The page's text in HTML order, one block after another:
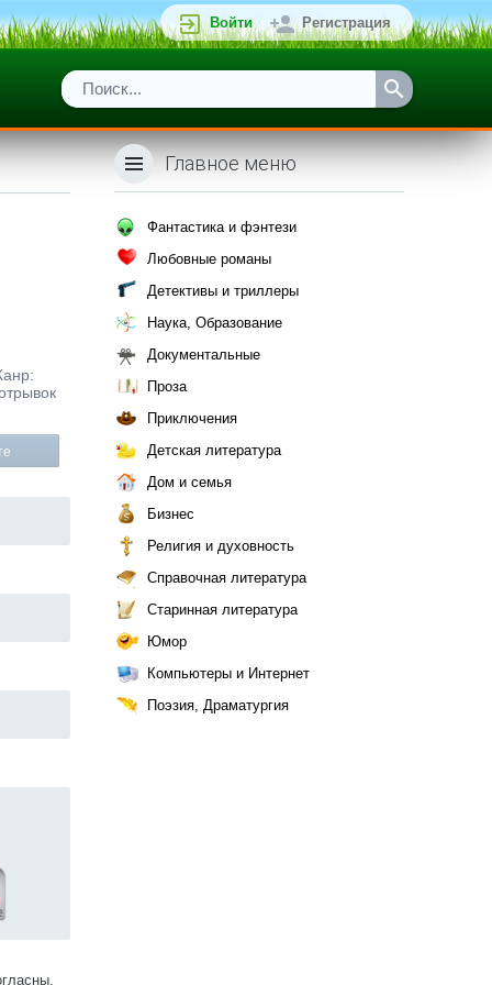
Войти Регистрация
Главное меню
Фантастика и фэнтези
Любовные романы
Детективы и триллеры
Наука, Образование
Документальные
Проза
Приключения
Детская литература
Дом и семья
Бизнес
Религия и духовность
Справочная литература
Старинная литература
Юмор
Компьютеры и Интернет
Поэзия, Драматургия